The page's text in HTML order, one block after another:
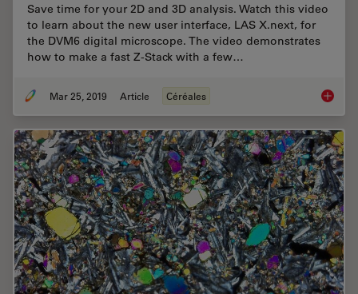
Save time for your 2D and 3D analysis. Watch this video
to learn about the new user interface, LAS X.next, for
the DVM6 digital microscope. The video demonstrates
how to make a fast Z-Stack with a few…
Mar 25, 2019 Article Céréales How to